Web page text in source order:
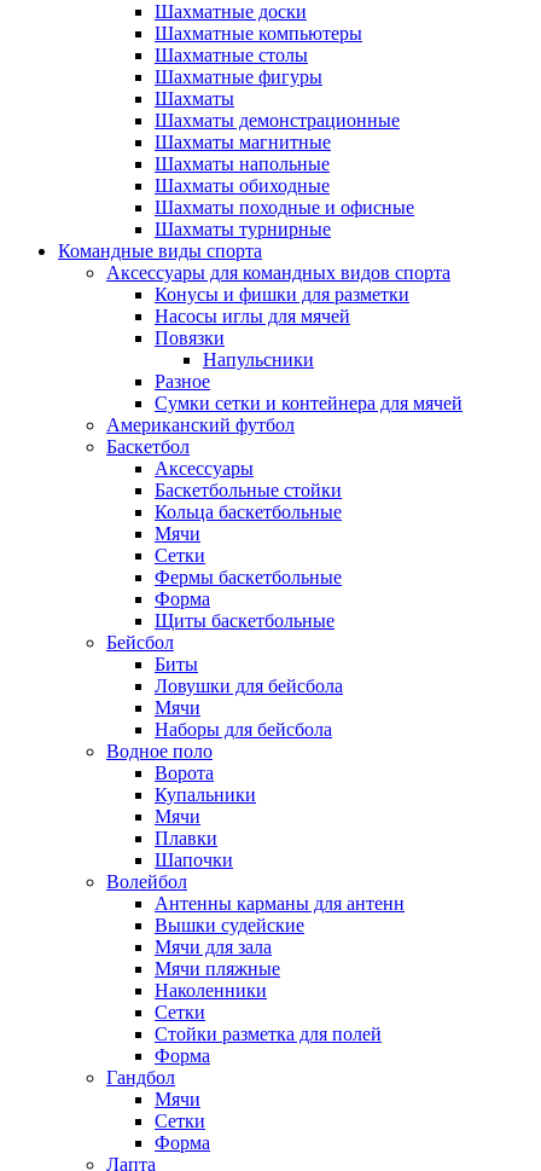
Шахматные доски
Шахматные компьютеры
Шахматные столы
Шахматные фигуры
Шахматы
Шахматы демонстрационные
Шахматы магнитные
Шахматы напольные
Шахматы обиходные
Шахматы походные и офисные
Шахматы турнирные
Командные виды спорта
Аксессуары для командных видов спорта
Конусы и фишки для разметки
Насосы иглы для мячей
Повязки
Напульсники
Разное
Сумки сетки и контейнера для мячей
Американский футбол
Баскетбол
Аксессуары
Баскетбольные стойки
Кольца баскетбольные
Мячи
Сетки
Фермы баскетбольные
Форма
Щиты баскетбольные
Бейсбол
Биты
Ловушки для бейсбола
Мячи
Наборы для бейсбола
Водное поло
Ворота
Купальники
Мячи
Плавки
Шапочки
Волейбол
Антенны карманы для антенн
Вышки судейские
Мячи для зала
Мячи пляжные
Наколенники
Сетки
Стойки разметка для полей
Форма
Гандбол
Мячи
Сетки
Форма
Лапта